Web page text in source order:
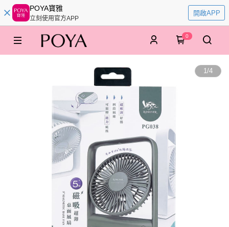
POYA寶雅
立刻使用官方APP
開啟APP
0
1/4